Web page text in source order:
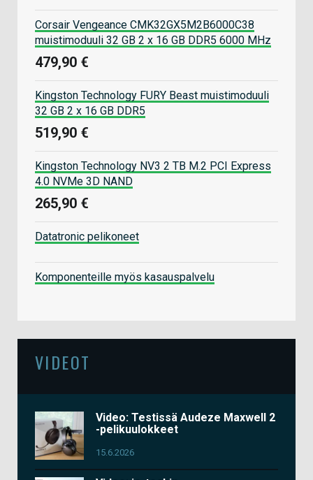
Corsair Vengeance CMK32GX5M2B6000C38
muistimoduuli 32 GB 2 x 16 GB DDR5 6000 MHz
479,90 €
Kingston Technology FURY Beast muistimoduuli
32 GB 2 x 16 GB DDR5
519,90 €
Kingston Technology NV3 2 TB M.2 PCI Express
4.0 NVMe 3D NAND
265,90 €
Datatronic pelikoneet
Komponenteille myös kasauspalvelu
VIDEOT
Video: Testissä Audeze Maxwell 2
-pelikuulokkeet
15.6.2026